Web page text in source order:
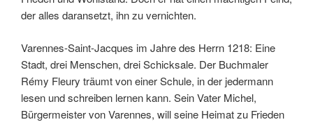
der alles daransetzt, ihn zu vernichten.
Varennes-Saint-Jacques im Jahre des Herrn 1218: Eine
Stadt, drei Menschen, drei Schicksale. Der Buchmaler
Rémy Fleury träumt von einer Schule, in der jedermann
lesen und schreiben lernen kann. Sein Vater Michel,
Bürgermeister von Varennes, will seine Heimat zu Frieden